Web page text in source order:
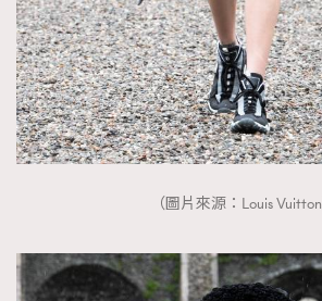
AFrenchMind
EmpowerF
FashionWeek
（圖片來源：Louis Vuitton